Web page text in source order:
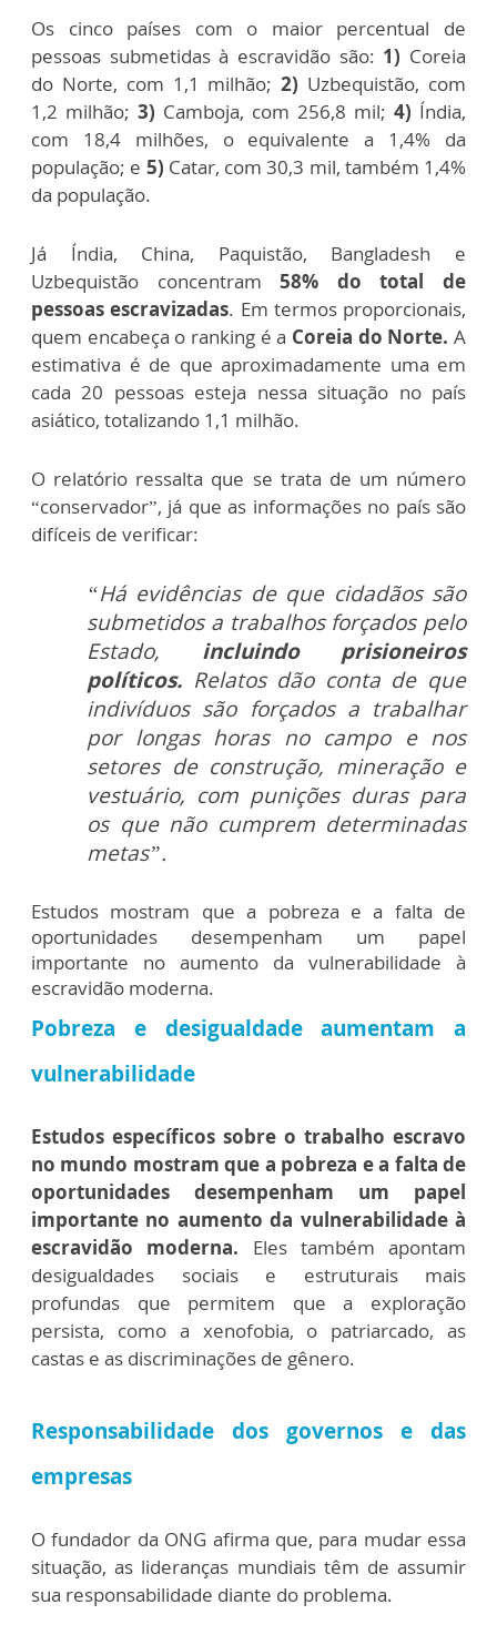
Os cinco países com o maior percentual de
pessoas submetidas à escravidão são: 1) Coreia
do Norte, com 1,1 milhão;2) Uzbequistão, com
1,2 milhão; 3) Camboja, com 256,8 mil; 4) Índia,
com 18,4 milhões, o equivalente a 1,4% da
população; e 5) Catar, com 30,3 mil, também 1,4%
da população.
Já Índia, China, Paquistão, Bangladesh e
Uzbequistão concentram58% do total de
pessoas escravizadas. Em termos proporcionais,
quem encabeça o ranking é a Coreia do Norte. A
estimativa é de que aproximadamente uma em
cada 20 pessoas esteja nessa situação no país
asiático, totalizando 1,1 milhão.
O relatório ressalta que se trata de um número
“conservador”, já que as informações no país são
difíceis de verificar:
“Há evidências de que cidadãos são
submetidos a trabalhos forçados pelo
Estado, incluindo prisioneiros
políticos. Relatos dão conta de que
indivíduos são forçados a trabalhar
por longas horas no campo e nos
setores de construção, mineração e
vestuário, com punições duras para
os que não cumprem determinadas
metas”.
Estudos mostram que a pobreza e a falta de
oportunidades desempenham um papel
importante no aumento da vulnerabilidade à
escravidão moderna.
Pobreza e desigualdade aumentam a
vulnerabilidade
Estudos específicos sobre o trabalho escravo
no mundo mostram que a pobreza e a falta de
oportunidades desempenham um papel
importante no aumento da vulnerabilidade à
escravidão moderna. Eles também apontam
desigualdades sociais e estruturais mais
profundas que permitem que a exploração
persista, como a xenofobia, o patriarcado, as
castas e as discriminações de gênero.
Responsabilidade dos governos e das
empresas
O fundador da ONG afirma que, para mudar essa
situação, as lideranças mundiais têm de assumir
sua responsabilidade diante do problema.